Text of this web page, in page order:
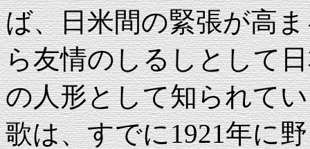
ば、日米間の緊張が高
ら友情のしるしとして
の人形として知られて
歌は、すでに1921年に